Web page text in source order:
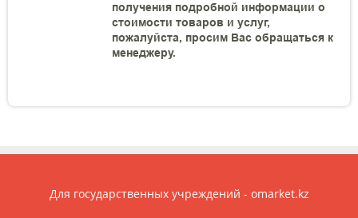
получения подробной информации о
стоимости товаров и услуг,
пожалуйста, просим Вас обращаться к
менеджеру.
Для государственных учреждений - omarket.kz